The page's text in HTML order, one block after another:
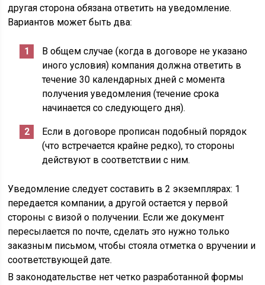
другая сторона обязана ответить на уведомление.
Вариантов может быть два:
В общем случае (когда в договоре не указано
иного условия) компания должна ответить в
течение 30 календарных дней с момента
получения уведомления (течение срока
начинается со следующего дня).
Если в договоре прописан подобный порядок
(что встречается крайне редко), то стороны
действуют в соответствии с ним.
Уведомление следует составить в 2 экземплярах: 1
передается компании, а другой остается у первой
стороны с визой о получении. Если же документ
пересылается по почте, сделать это нужно только
заказным письмом, чтобы стояла отметка о вручении и
соответствующей дате.
В законодательстве нет четко разработанной формы